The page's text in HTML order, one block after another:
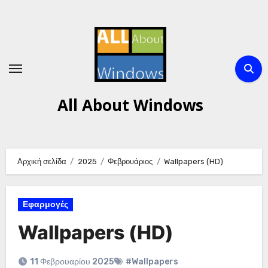
All About Windows
Αρχική σελίδα 2025 Φεβρουάριος Wallpapers (HD)
Εφαρμογές
Wallpapers (HD)
11 Φεβρουαρίου 2025 #Wallpapers